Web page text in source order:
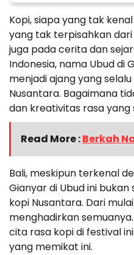
Kopi, siapa yang tak
yang tak terpisahkan
juga pada cerita dan
Indonesia, nama Ubud di
menjadi ajang yang
Nusantara. Bagaimana
dan kreativitas rasa yang
Read More :Berkah
Bali, meskipun terkenal
Gianyar di Ubud ini
kopi Nusantara. Dari
menghadirkan
cita rasa kopi di festival
yang memikat ini.